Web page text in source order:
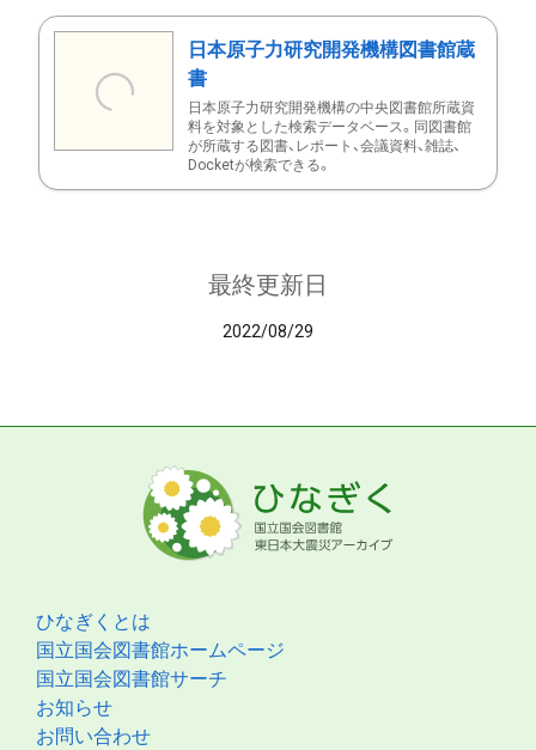
日本原子力研究開発機構図書館蔵
書
日本原子力研究開発機構の中央図書館所蔵資
料を対象とした検索データベース。同図書館
が所蔵する図書、レポート、会議資料、雑誌、
Docketが検索できる。
最終更新日
2022/08/29
ひなぎくとは
国立国会図書館ホームページ
国立国会図書館サーチ
お知らせ
お問い合わせ